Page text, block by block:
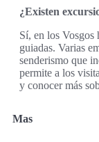
¿Existen
Sí, en los Vosgos
guiadas. Varias
senderismo que
permite a los
y conocer más
Mas